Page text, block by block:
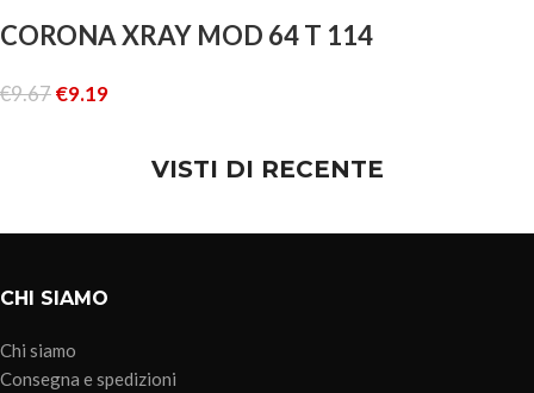
CORONA XRAY MOD 64 T 114
€9.67€9.19
VISTI DI RECENTE
CHI SIAMO
Chi siamo
Consegna e spedizioni